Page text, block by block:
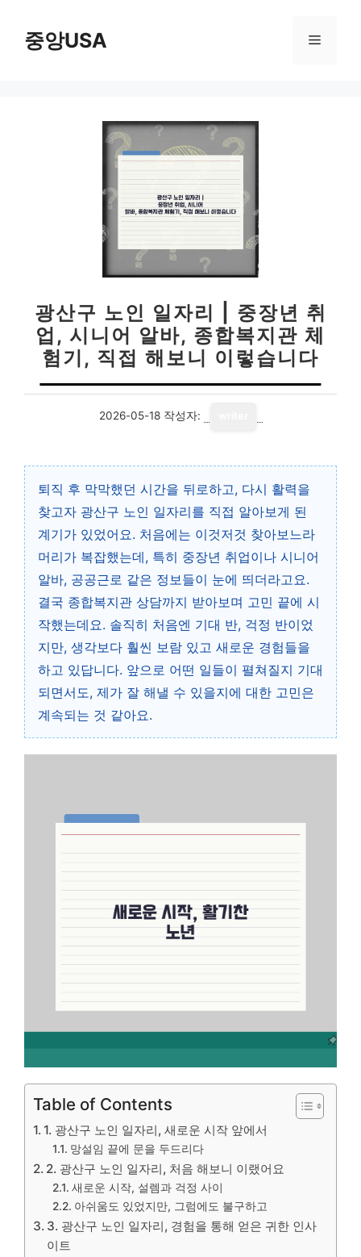
중앙USA 메
광산구 노인 일자리 | 중장년 취
업, 시니어 알바, 종합복지관 체
험기, 직접 해보니 이렇습니다
2026-05-18 작성자:
퇴직 후 막막했던 시간을 뒤로하고, 다시 활력을
찾고자 광산구 노인 일자리를 직접 알아보게 된
계기가 있었어요. 처음에는 이것저것 찾아보느라
머리가 복잡했는데, 특히 중장년 취업이나 시니어
알바, 공공근로 같은 정보들이 눈에 띄더라고요.
결국 종합복지관 상담까지 받아보며 고민 끝에 시
작했는데요. 솔직히 처음엔 기대 반, 걱정 반이었
지만, 생각보다 훨씬 보람 있고 새로운 경험들을
하고 있답니다. 앞으로 어떤 일들이 펼쳐질지 기대
되면서도, 제가 잘 해낼 수 있을지에 대한 고민은
계속되는 것 같아요.
Table of Contents
1. 광산구 노인 일자리, 새로운 시작 앞에서
망설임 끝에 문을 두드리다
2. 광산구 노인 일자리, 처음 해보니 이랬어요
새로운 시작, 설렘과 걱정 사이
아쉬움도 있었지만, 그럼에도 불구하고
3. 광산구 노인 일자리, 경험을 통해 얻은 귀한 인사
이트